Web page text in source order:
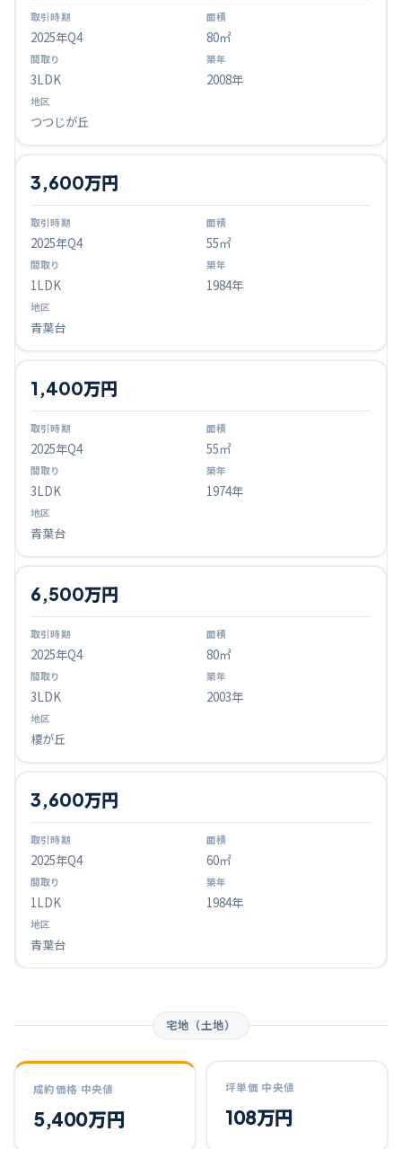
2025年Q4 80㎡
3LDK 2008年
つつじが丘
2025年Q4
3,600万円
55㎡
1LDK 1984年
青葉台
2025年Q4
1,400万円
55㎡
3LDK 1974年
青葉台
2025年Q4
6,500万円
80㎡
3LDK 2003年
榎が丘
2025年Q4
3,600万円
60㎡
1LDK 1984年
青葉台
宅地（土地）
成約価格 中央値
5,400万円
坪単価 中央値
108万円